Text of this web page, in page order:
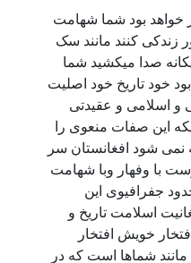
خواهد بود شما شهامت
زندکی کنند مانند سک
صدا میکشید شما
خود تاریخ خود اصلیت
و اسلامی و عقیدتی
این صفات منعوی را
نمی شود افغانستان سر
با وفهار وبا شهامت
جفرافیوی این
اسلامت تاریخ و
خویش افتخار
شماها است که در